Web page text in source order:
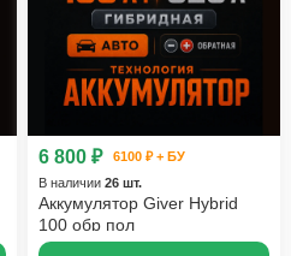
6 800 ₽
6100 ₽ + БУ
В наличии 26 шт.
Аккумулятор Giver Hybrid
100 обр пол